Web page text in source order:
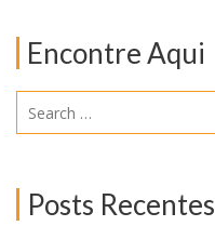
Encontre Aqui
Posts Recentes